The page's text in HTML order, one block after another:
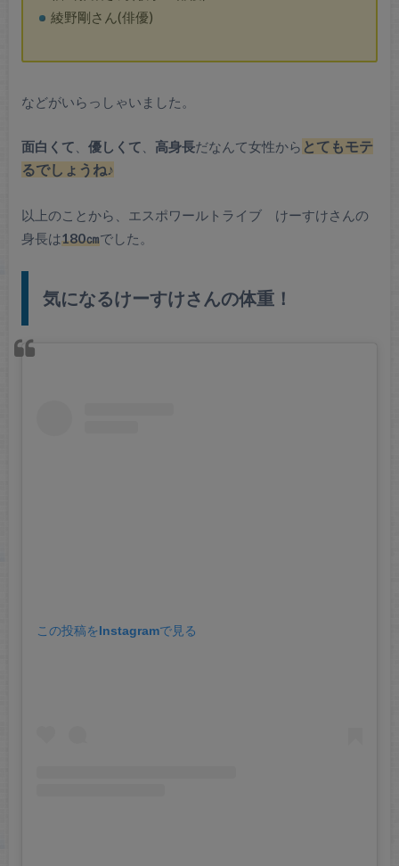
綾野剛さん(俳優)
などがいらっしゃいました。
面白くて 優しくて 高身長だなんて女性から とてもモテ
るでしょうね♪
以上のことから、エスポワールトライブ けーすけさんの
身長は180㎝でした。
気になるけーすけさんの体重！
この投稿をInstagramで見る